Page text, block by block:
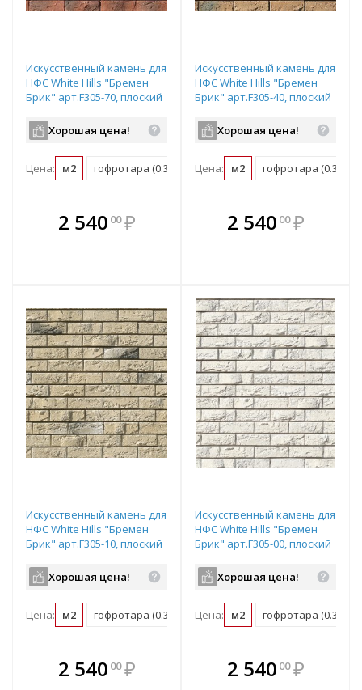
Искусственный камень для
НФС White Hills "Бремен
Брик" арт.F305-70, плоский
Хорошая цена!
Цена: м2 гофротара (0.39 м2) мастербокс (21.06 м2)
2 540 00 ₽
В комплекте
всегда выгоднее!
Искусственный камень для
НФС White Hills "Бремен
Брик" арт.F305-40, плоский
Хорошая цена!
Цена: м2 гофротара (0.39 м2)
В комплекте
всегда выгоднее!
2 540 00 ₽
Искусственный камень для
НФС White Hills "Бремен
Брик" арт.F305-10, плоский
Хорошая цена!
Цена: м2 гофротара (0.39 м2) мастербокс (21.06 м2)
2 540 00 ₽
В комплекте
всегда выгоднее!
Искусственный камень для
НФС White Hills "Бремен
Брик" арт.F305-00, плоский
Хорошая цена!
Цена: м2 гофротара (0.39 м2)
В комплекте
всегда выгоднее!
2 540 00 ₽